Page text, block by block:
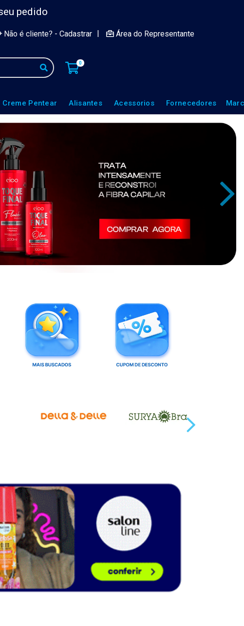
pedido
Não é cliente? - Cadastrar | Área do Representante
0
Creme Pentear Alisantes Acessorios Fornecedores